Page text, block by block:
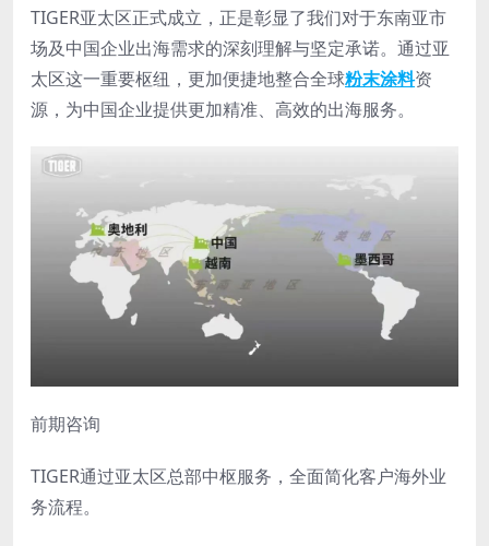
TIGER亚太区正式成立，正是彰显了我们对于东南亚市
场及中国企业出海需求的深刻理解与坚定承诺。通过亚
太区这一重要枢纽，更加便捷地整合全球粉末涂料资
源，为中国企业提供更加精准、高效的出海服务。
前期咨询
TIGER通过亚太区总部中枢服务，全面简化客户海外业
务流程。